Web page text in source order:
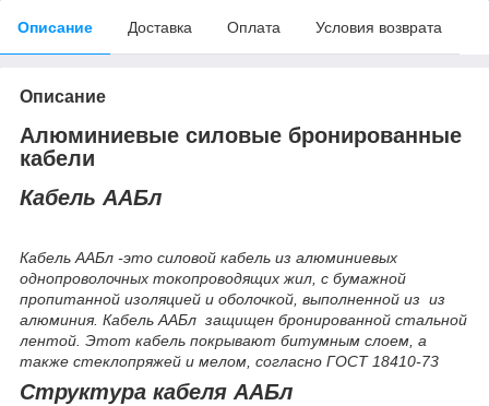
Описание Доставка Оплата Условия возврата
Описание
Алюминиевые силовые бронированные
кабели
Кабель ААБл
Кабель ААБл -это силовой кабель из алюминиевых
однопроволочных токопроводящих жил, с бумажной
пропитанной изоляцией и оболочкой, выполненной из из
алюминия. Кабель ААБл защищен бронированной стальной
лентой. Этот кабель покрывают битумным слоем, а
также стеклопряжей и мелом, согласно ГОСТ 18410-73
Структура кабеля ААБл